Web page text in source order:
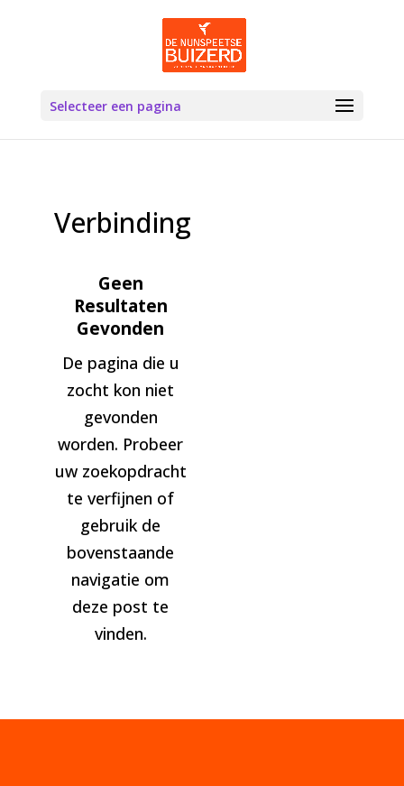
Selecteer een pagina
Verbinding
Geen
Resultaten
Gevonden
De pagina die u
zocht kon niet
gevonden
worden. Probeer
uw zoekopdracht
te verfijnen of
gebruik de
bovenstaande
navigatie om
deze post te
vinden.